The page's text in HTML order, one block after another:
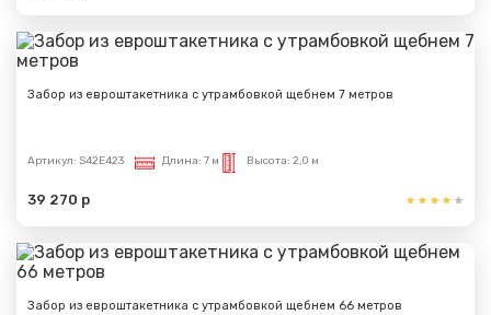
Забор из евроштакетника с утрамбовкой щебнем 7 метров
Артикул: S42E423 Длина: 7 м Высота: 2,0 м
39 270 р
Забор из евроштакетника с утрамбовкой щебнем 66 метров